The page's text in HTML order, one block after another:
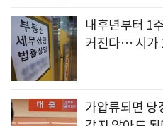
내후년부터 1
커진다… 시가
가압류되면 당